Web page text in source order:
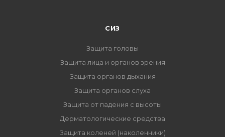
СИЗ
Защита головы
Защита лица и органов зрения
Защита органов дыхания
Защита органов слуха
Защита от падения с высоты
Дерматологические средства
Защита коленей (наколенники)